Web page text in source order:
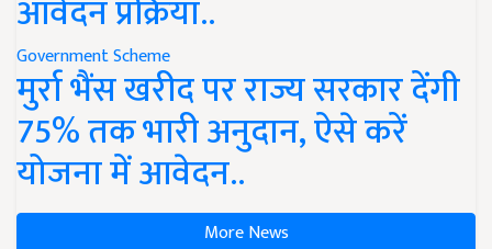
आवेदन प्रक्रिया..
Government Scheme
मुर्रा भैंस खरीद पर राज्य सरकार देंगी
75% तक भारी अनुदान, ऐसे करें
योजना में आवेदन..
More News